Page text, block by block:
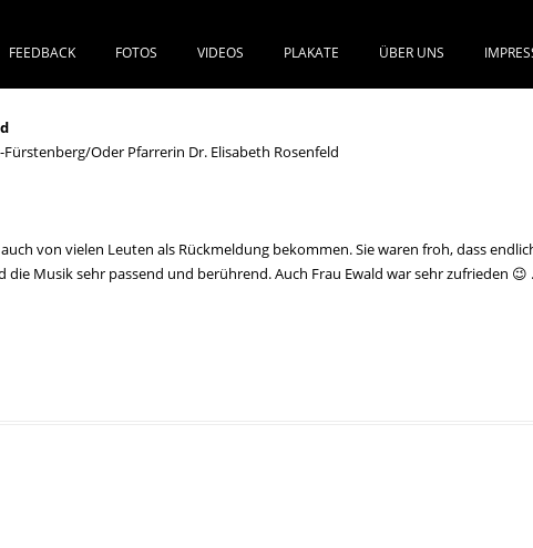
FEEDBACK FOTOS VIDEOS PLAKATE ÜBER UNS
Oder Pfarrerin Dr. Elisabeth Rosenfeld
von vielen Leuten als Rückmeldung bekommen. Sie waren froh, dass
die Musik sehr passend und berührend. Auch Frau Ewald war sehr zufrieden 😉